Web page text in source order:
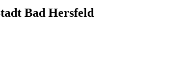
Bad Hersfeld